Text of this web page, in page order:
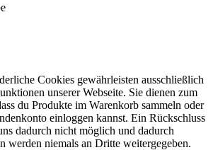
Cookies gewährleisten ausschließlich
unserer Webseite. Sie dienen zum
du Produkte im Warenkorb sammeln oder
einloggen kannst. Ein Rückschluss
dadurch nicht möglich und dadurch
werden niemals an Dritte weitergegeben.